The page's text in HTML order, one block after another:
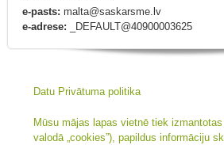
e-pasts: malta@saskarsme.lv
e-adrese: _DEFAULT@40900003625
Datu Privātuma politika
Mūsu mājas lapas vietnē tiek
valodā „cookies”), papildus informāciju